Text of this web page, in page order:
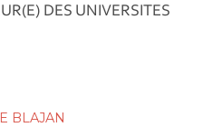
DES UNIVERSITES
BLAJAN